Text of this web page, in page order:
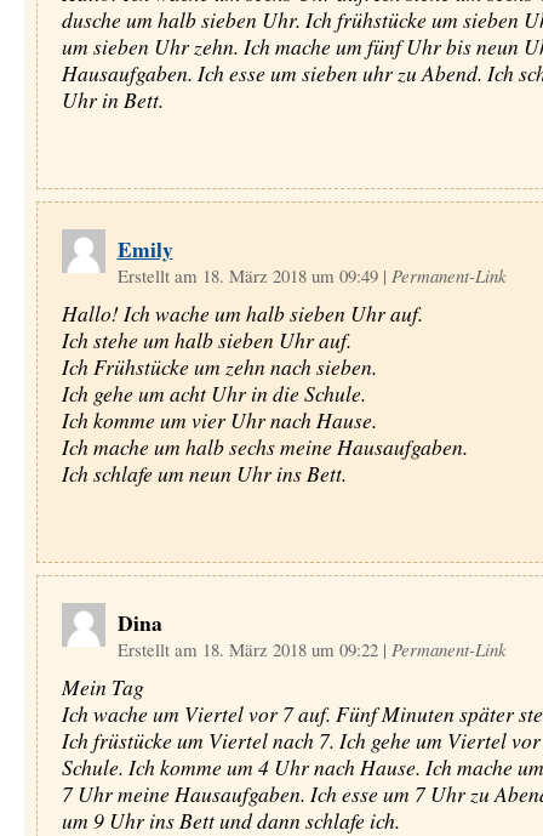
dusche um halb sieben Uhr. Ich frühstücke um sieben
um sieben Uhr zehn. Ich mache um fünf Uhr bis neun
Hausaufgaben. Ich esse um sieben uhr zu Abend. Ich
Uhr in Bett.
Emily
Erstellt am 18. März 2018 um 09:49 | Permanent-Link
Hallo! Ich wache um halb sieben Uhr auf.
Ich stehe um halb sieben Uhr auf.
Ich Frühstücke um zehn nach sieben.
Ich gehe um acht Uhr in die Schule.
Ich komme um vier Uhr nach Hause.
Ich mache um halb sechs meine Hausaufgaben.
Ich schlafe um neun Uhr ins Bett.
Dina
Erstellt am 18. März 2018 um 09:22 | Permanent-Link
Mein Tag
Ich wache um Viertel vor 7 auf. Fünf Minuten später
Ich früstücke um Viertel nach 7. Ich gehe um Viertel
Schule. Ich komme um 4 Uhr nach Hause. Ich mache
7 Uhr meine Hausaufgaben. Ich esse um 7 Uhr zu
um 9 Uhr ins Bett und dann schlafe ich.